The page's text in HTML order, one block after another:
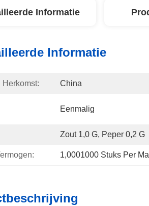
Informatie
Informatie
Herkomst: China
Eenmalig
Zout 1,0 G, Peper 0,2 G
1,0001000 Stuks Per